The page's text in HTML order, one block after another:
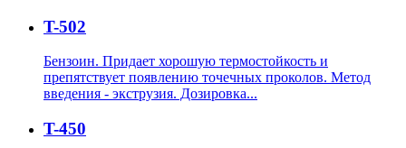
T-502
Бензоин. Придает хорошую термостойкость и
препятствует появлению точечных проколов. Метод
введения - экструзия. Дозировка...
T-450